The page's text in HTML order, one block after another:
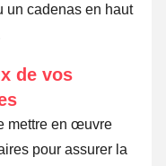
un cadenas en haut
de vos
mettre en œuvre
pour assurer la